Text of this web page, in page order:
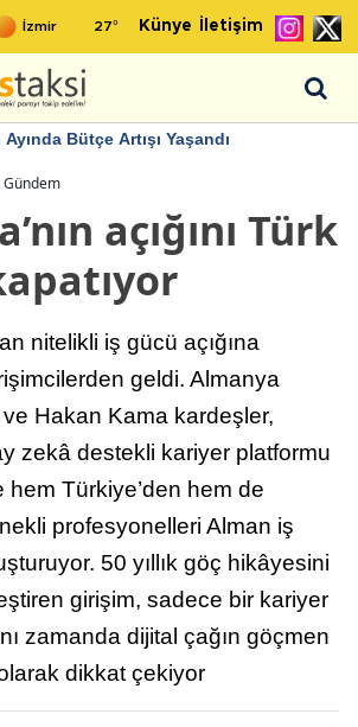
27° Künye İletişim
Bütçe Artışı Yaşandı
Gündem
açığını Türk
nitelikli iş gücü açığına
geldi. Almanya
Hakan Kama kardeşler,
zekâ destekli kariyer platformu
Türkiye’den hem de
profesyonelleri Alman iş
50 yıllık göç hikâyesini
girişim, sadece bir kariyer
zamanda dijital çağın göçmen
dikkat çekiyor